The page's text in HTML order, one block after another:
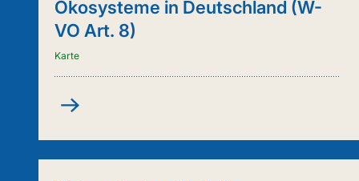
Ökosysteme in Deutschland (W-
VO Art. 8)
Karte
Kartenanwendung
Städtische
Ökosysteme